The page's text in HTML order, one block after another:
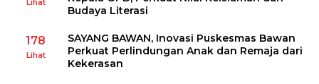
Lihat
Budaya Literasi
178
Lihat
SAYANG BAWAN, Inovasi Puskesmas Bawan
Perkuat Perlindungan Anak dan Remaja dari
Kekerasan